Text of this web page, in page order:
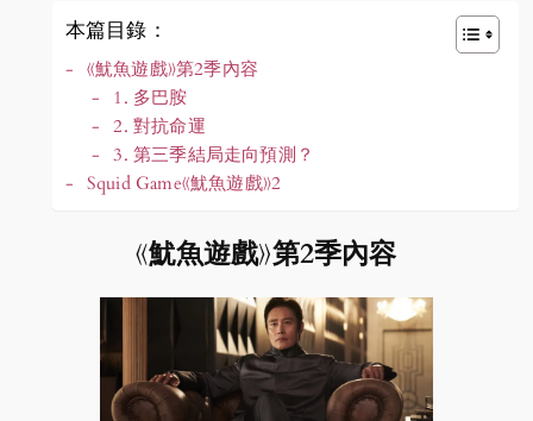
本篇目錄：
《魷魚遊戲》第2季內容
1. 多巴胺
2. 對抗命運
3. 第三季結局走向預測？
Squid Game《魷魚遊戲》2
《魷魚遊戲》第2季內容